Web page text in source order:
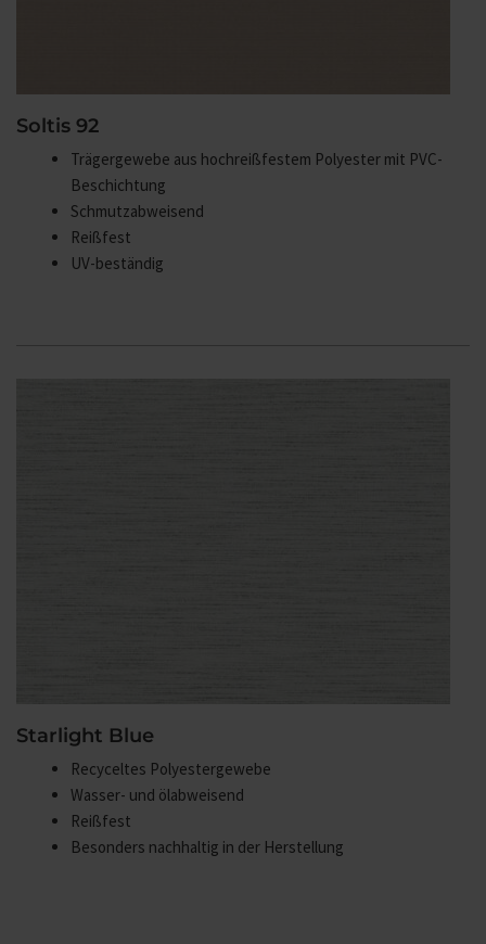
Soltis 92
Trägergewebe aus hochreißfestem Polyester mit PVC-
Beschichtung
Schmutzabweisend
Reißfest
UV-beständig
Starlight Blue
Recyceltes Polyestergewebe
Wasser- und ölabweisend
Reißfest
Besonders nachhaltig in der Herstellung